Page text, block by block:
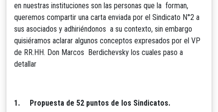
en nuestras instituciones son las personas que la forman,
queremos compartir una carta enviada por el Sindicato N°2 a
sus asociados y adhiriéndonos a su contexto, sin embargo
quisiéramos aclarar algunos conceptos expresados por el VP
de RR.HH. Don Marcos Berdichevsky los cuales paso a
detallar
1. Propuesta de 52 puntos de los Sindicatos.